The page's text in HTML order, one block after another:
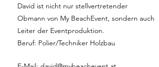
David ist nicht nur stellvertretender
Obmann von My BeachEvent, sondern auch
Leiter der Eventproduktion.
Beruf: Polier/Techniker Holzbau